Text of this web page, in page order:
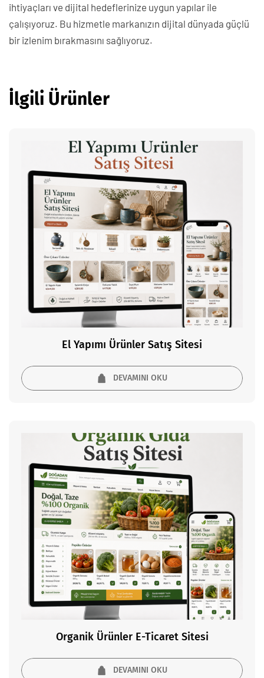
ihtiyaçları ve dijital hedeflerinize uygun yapılar ile
çalışıyoruz. Bu hizmetle markanızın dijital dünyada güçlü
bir izlenim bırakmasını sağlıyoruz.
İlgili Ürünler
El Yapımı Ürünler Satış Sitesi
DEVAMINI OKU
Organik Ürünler E-Ticaret Sitesi
DEVAMINI OKU